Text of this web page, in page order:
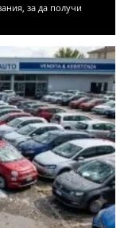
за да получи